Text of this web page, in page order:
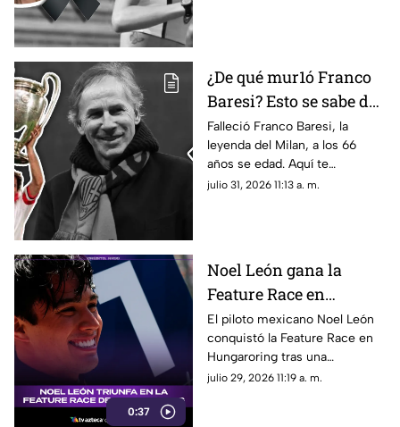
¿De qué mur1ó Franco
Baresi? Esto se sabe del
fallecimiento de la
leyenda del Milan a los
66 años de edad
Falleció Franco Baresi, la
leyenda del Milan, a los 66
años se edad. Aquí te
compartimos todos los
julio 31, 2026 11:13 a. m.
0:37
Noel León gana la
Feature Race en
Hungaroring y logra un
triunfo histórico rumbo
al campeonato
El piloto mexicano Noel León
conquistó la Feature Race en
Hungaroring tras una
impecable estrategia de pits y
julio 29, 2026 11:19 a. m.